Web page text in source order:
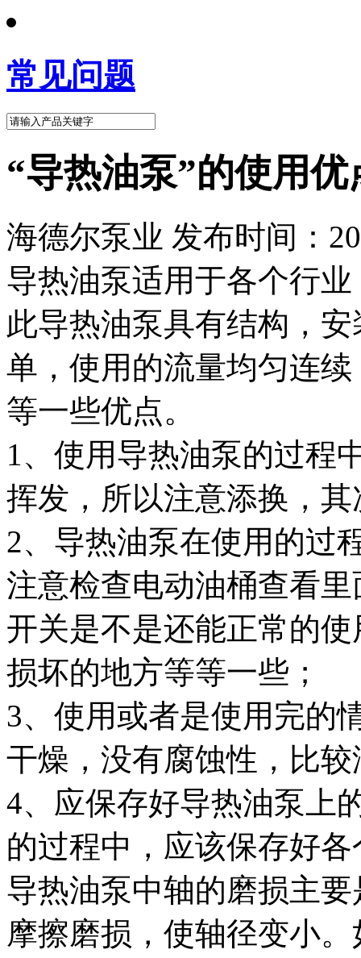
常见问题
“导热油泵”的使用
海德尔泵业 发布时间：
导热油泵适用于各个行
此导热油泵具有结构，
单，使用的流量均匀连
等一些优点。
1、使用导热油泵的过程
挥发，所以注意添换，
2、导热油泵在使用的过
注意检查电动油桶查看
开关是不是还能正常的
损坏的地方等等一些；
3、使用或者是使用完的
干燥，没有腐蚀性，比
4、应保存好导热油泵上
的过程中，应该保存好
导热油泵中轴的磨损主
摩擦磨损，使轴径变小